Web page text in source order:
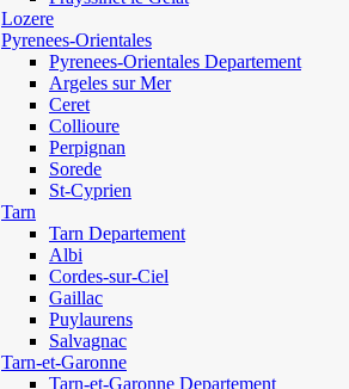
Lozere
Pyrenees-Orientales
Pyrenees-Orientales Departement
Argeles sur Mer
Ceret
Collioure
Perpignan
Sorede
St-Cyprien
Tarn
Tarn Departement
Albi
Cordes-sur-Ciel
Gaillac
Puylaurens
Salvagnac
Tarn-et-Garonne
Tarn-et-Garonne Departement